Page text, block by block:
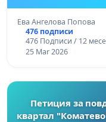
Ева Ангелова Попова
476 подписи
476 Подписи / 12
25 Mar 2026
Петиция за
квартал